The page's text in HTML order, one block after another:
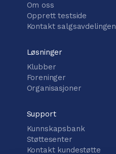
Om oss
Opprett testside
Kontakt salgsavdelingen
Løsninger
Klubber
Foreninger
Organisasjoner
Support
Kunnskapsbank
Støttesenter
Kontakt kundestøtte